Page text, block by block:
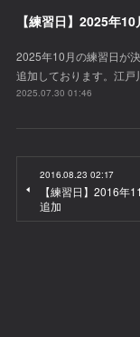
【練習日】2025年
2025年10月の練習日が
追加しております。江戸
2025.07.30 01:46
2016.08.23 02:17
【練習日】2016年
追加